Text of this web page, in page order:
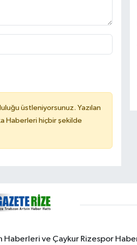
üstleniyorsunuz. Yazılan
Haberleri hiçbir şekilde
Haberleri ve Çaykur Rizespor